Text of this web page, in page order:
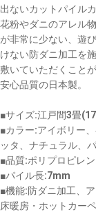
出ないカットパイル
花粉やダニのアレル
が非常に少ない、遊
けない防ダニ加工を
敷いていただくことが
安心品質の日本製。
■サイズ:江戸間3畳
■カラー:アイボリー
ッタ、ナチュラル、
■品質:ポリプロピレ
■パイル長:7mm
■機能:防ダニ加工、
床暖房・ホットカー